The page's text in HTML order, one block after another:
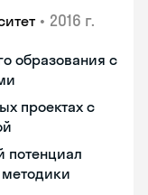
• 2016 г.
образования с
проектах с
потенциал